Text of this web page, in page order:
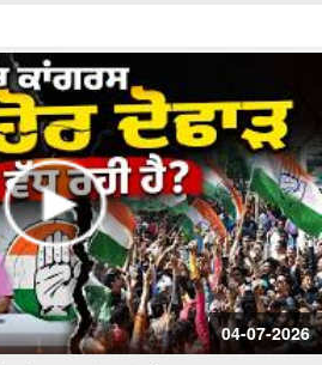
04-07-2026